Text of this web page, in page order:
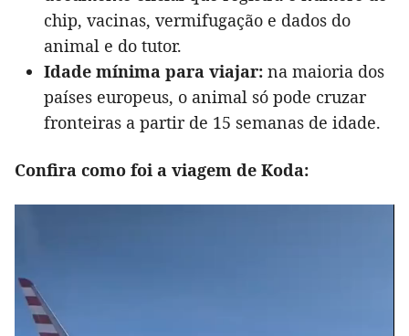
chip, vacinas, vermifugação e dados do
animal e do tutor.
Idade mínima para viajar: na maioria dos
países europeus, o animal só pode cruzar
fronteiras a partir de 15 semanas de idade.
Confira como foi a viagem de Koda: